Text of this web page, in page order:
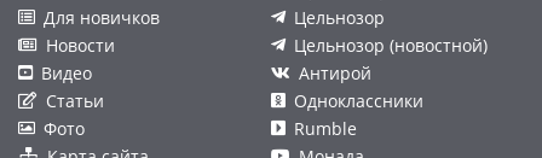
Для новичков
Новости
Видео
Статьи
Фото
Цельнозор
Цельнозор (новостной)
Антирой
Одноклассники
Rumble